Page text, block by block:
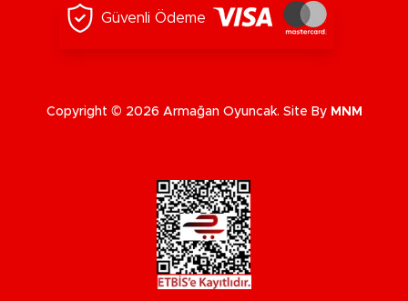
Güvenli Ödeme
Copyright © 2026 Armağan Oyuncak. Site By MNM